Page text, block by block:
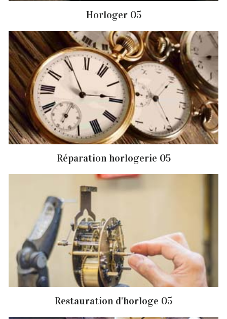
Horloger 05
Réparation horlogerie 05
Restauration d'horloge 05